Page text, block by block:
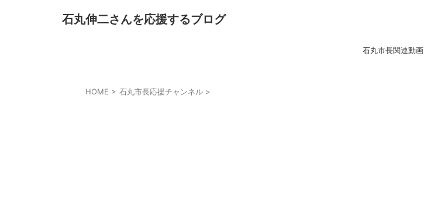
石丸伸二さんを応援するブログ
石丸市長関連動画
HOME > 石丸市長応援チャンネル >